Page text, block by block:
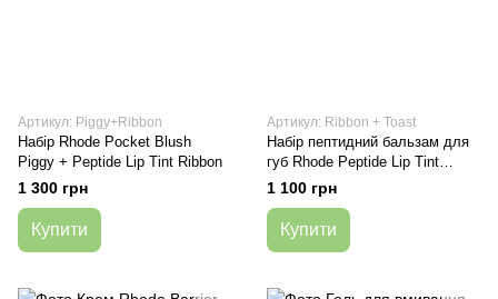
Артикул: Piggy+Ribbon
Набір Rhode Pocket Blush
Piggy + Peptide Lip Tint Ribbon
1 300 грн
Купити
Артикул: Ribbon + Toast
Набір пептидний бальзам для
губ Rhode Peptide Lip Tint
Ribbon + Toast
1 100 грн
Купити